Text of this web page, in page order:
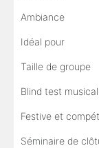
Ambiance
Idéal pour
Taille de groupe
Blind test musical
Festive et
Séminaire de